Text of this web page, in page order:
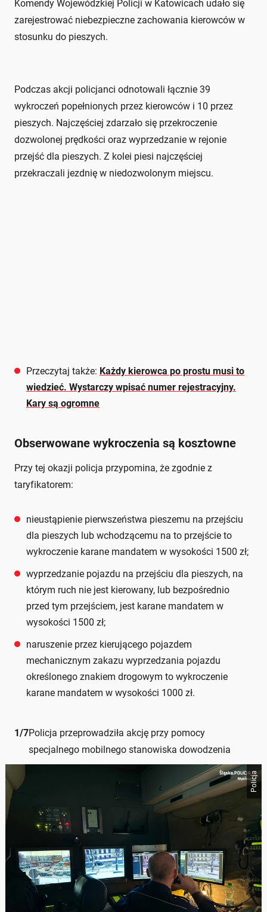
Komendy Wojewódzkiej Policji w Katowicach udało się
zarejestrować niebezpieczne zachowania kierowców w
stosunku do pieszych.
Podczas akcji policjanci odnotowali łącznie 39
wykroczeń popełnionych przez kierowców i 10 przez
pieszych. Najczęściej zdarzało się przekroczenie
dozwolonej prędkości oraz wyprzedzanie w rejonie
przejść dla pieszych. Z kolei piesi najczęściej
przekraczali jezdnię w niedozwolonym miejscu.
Przeczytaj także: Każdy kierowca po prostu musi to
wiedzieć. Wystarczy wpisać numer rejestracyjny.
Kary są ogromne
Obserwowane wykroczenia są kosztowne
Przy tej okazji policja przypomina, że zgodnie z
taryfikatorem:
nieustąpienie pierwszeństwa pieszemu na przejściu
dla pieszych lub wchodzącemu na to przejście to
wykroczenie karane mandatem w wysokości 1500 zł;
wyprzedzanie pojazdu na przejściu dla pieszych, na
którym ruch nie jest kierowany, lub bezpośrednio
przed tym przejściem, jest karane mandatem w
wysokości 1500 zł;
naruszenie przez kierującego pojazdem
mechanicznym zakazu wyprzedzania pojazdu
określonego znakiem drogowym to wykroczenie
karane mandatem w wysokości 1000 zł.
1/7Policja przeprowadziła akcję przy pomocy
specjalnego mobilnego stanowiska dowodzenia
Policja